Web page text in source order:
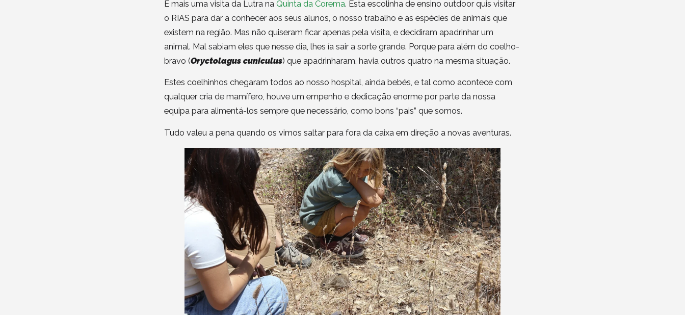
E mais uma visita da Lutra na Quinta da Corema. Esta escolinha de ensino outdoor quis visitar
o RIAS para dar a conhecer aos seus alunos, o nosso trabalho e as espécies de animais que
existem na região. Mas não quiseram ficar apenas pela visita, e decidiram apadrinhar um
animal. Mal sabiam eles que nesse dia, lhes ía sair a sorte grande. Porque para além do coelho-
bravo (Oryctolagus cuniculus) que apadrinharam, havia outros quatro na mesma situação.
Estes coelhinhos chegaram todos ao nosso hospital, ainda bebés, e tal como acontece com
qualquer cria de mamífero, houve um empenho e dedicação enorme por parte da nossa
equipa para alimentá-los sempre que necessário, como bons “pais” que somos.
Tudo valeu a pena quando os vimos saltar para fora da caixa em direção a novas aventuras.